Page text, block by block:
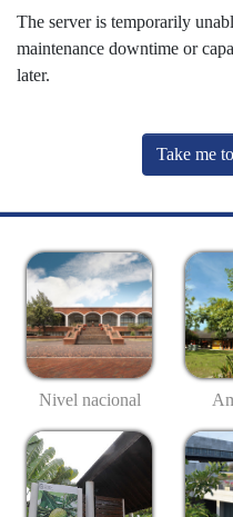
The server is temporarily
maintenance downtime or
later.
Take me
Nivel nacional